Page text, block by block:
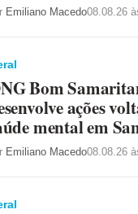
Emiliano Macedo08.08.26
Bom
ações
mental em
Emiliano Macedo08.08.26